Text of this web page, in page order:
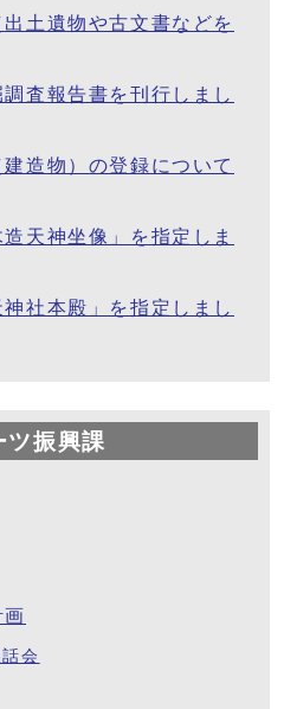
土遺物や古文書などを
査報告書を刊行しまし
造物）の登録について
天神坐像」を指定しま
社本殿」を指定しまし
ツ振興課
会